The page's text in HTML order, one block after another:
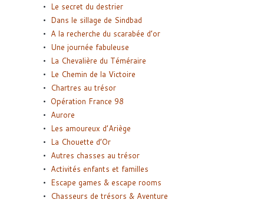
Le secret du destrier
Dans le sillage de Sindbad
A la recherche du scarabée d’or
Une journée fabuleuse
La Chevalière du Téméraire
Le Chemin de la Victoire
Chartres au trésor
Opération France 98
Aurore
Les amoureux d’Ariège
La Chouette d’Or
Autres chasses au trésor
Activités enfants et familles
Escape games & escape rooms
Chasseurs de trésors & Aventure